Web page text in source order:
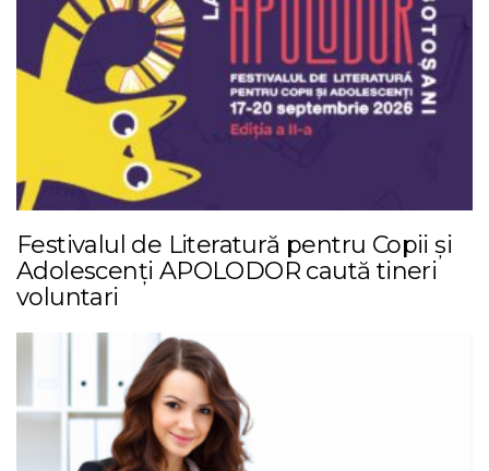
Festivalul de Literatură pentru Copii și
Adolescenți APOLODOR caută tineri
voluntari